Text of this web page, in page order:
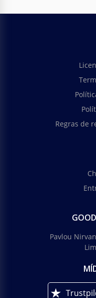
Regras de
Pavlou